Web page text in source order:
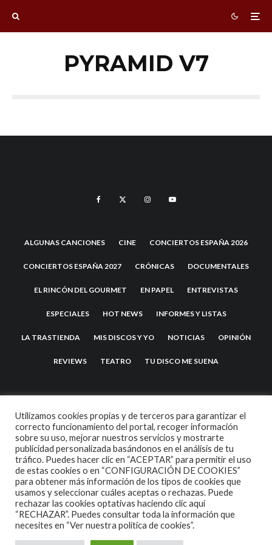
PYRAMID V7
ALGUNAS CANCIONES CINE CONCIERTOS ESPAÑA 2026
CONCIERTOS ESPAÑA 2027 CRÓNICAS DOCUMENTALES
EL RINCÓN DEL GOURMET EN PAPEL ENTREVISTAS
ESPECIALES HOT NEWS INFORMES Y LISTAS
LA TRASTIENDA MIS DISCOS Y YO NOTICIAS OPINIÓN
REVIEWS TEATRO TU DISCO ME SUENA
2007 COPYRIGHT -CODETIPITHEME
Utilizamos cookies propias y de terceros para garantizar el
correcto funcionamiento del portal, recoger información
sobre su uso, mejorar nuestros servicios y mostrarte
publicidad personalizada basándonos en el análisis de tu
tráfico. Puedes hacer clic en “ACEPTAR” para permitir el uso
de estas cookies o en “CONFIGURACIÓN DE COOKIES”
para obtener más información de los tipos de cookies que
usamos y seleccionar cuáles aceptas o rechazas. Puede
rechazar las cookies optativas haciendo clic aquí
“RECHAZAR”. Puedes consultar toda la información que
necesites en “Ver nuestra política de cookies”.